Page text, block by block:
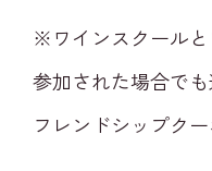
※ワインスクール
参加された場合でも
フレンドシップク